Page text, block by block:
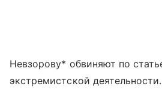
Невзорову* обвиняют по
экстремистской деятельности.